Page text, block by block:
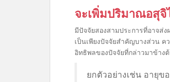
จะเพิ่มปริมาณอสุจิ
มีปัจจัยสองสามประการที่อาจส่ง
เป็นเพียงปัจจัยสำคัญบางส่วน
อิทธิพลของปัจจัยที่กล่าวมาข้าง
ยกตัวอย่างเช่น อายุ